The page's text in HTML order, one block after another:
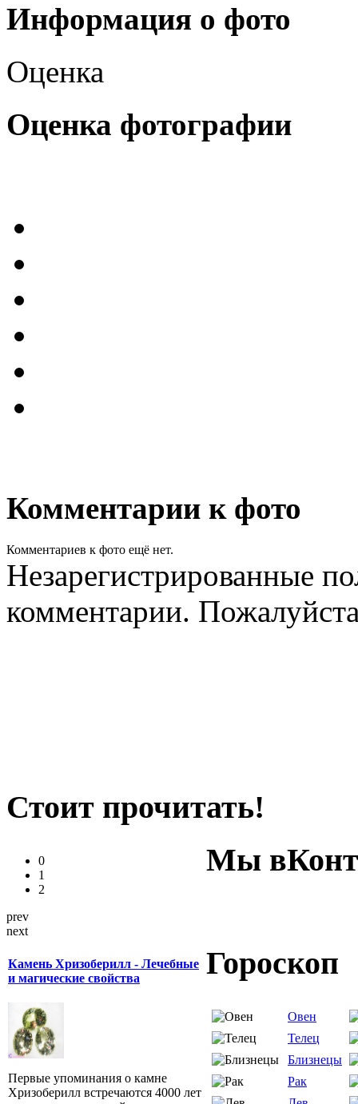
Информация о фото
Оценка
Оценка фотографии
Комментарии к фото
Комментариев к фото ещё нет.
Незарегистрированные
комментарии.
Стоит прочитать!
0
1
2
prev
next
Камень Хризоберилл - Лечебные
и магические свойства
Первые упоминания о камне
Хризоберилл встречаются 4000 лет
Мы
Гороскоп
Овен
Телец
Близнецы
Рак